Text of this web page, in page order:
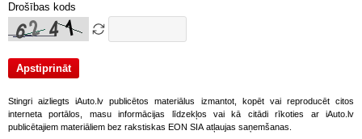
Drošības kods
Stingri aizliegts iAuto.lv publicētos materiālus izmantot, kopēt vai reproducēt citos
interneta portālos, masu informācijas līdzekļos vai kā citādi rīkoties ar iAuto.lv
publicētajiem materiāliem bez rakstiskas EON SIA atļaujas saņemšanas.